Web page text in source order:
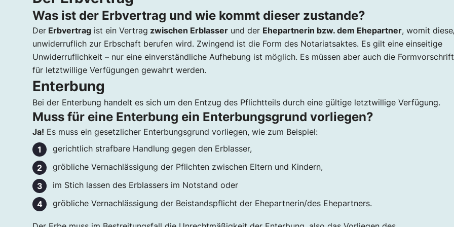
Was ist der Erbvertrag und wie kommt dieser zustande?
Der Erbvertrag ist ein Vertrag zwischen Erblasser und der Ehepartnerin bzw. dem Ehepartner, womit
unwiderruflich zur Erbschaft berufen wird. Zwingend ist die Form des Notariatsaktes. Es gilt eine einseitige
Unwiderruflichkeit – nur eine einverständliche Aufhebung ist möglich. Es müssen aber auch die
für letztwillige Verfügungen gewahrt werden.
Enterbung
Bei der Enterbung handelt es sich um den Entzug des Pflichtteils durch eine gültige letztwillige Verfügung.
Muss für eine Enterbung ein Enterbungsgrund vorliegen?
Ja! Es muss ein gesetzlicher Enterbungsgrund vorliegen, wie zum Beispiel:
gerichtlich strafbare Handlung gegen den Erblasser,
gröbliche Vernachlässigung der Pflichten zwischen Eltern und Kindern,
im Stich lassen des Erblassers im Notstand oder
gröbliche Vernachlässigung der Beistandspflicht der Ehepartnerin/des Ehepartners.